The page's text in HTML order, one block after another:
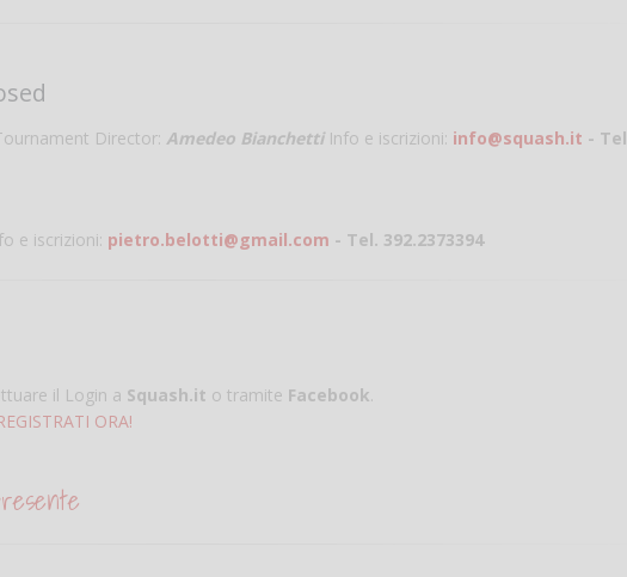
Director: Amedeo BianchettiInfo e iscrizioni: info@squash.it -
e iscrizioni: pietro.belotti@gmail.com - Tel. 392.2373394
il Login a Squash.it o tramite Facebook.
ORA!